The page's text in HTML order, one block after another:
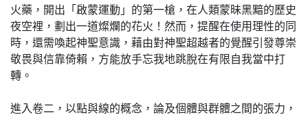
火藥，開出「啟蒙運動」的第一槍，在人類蒙昧黑黯的歷史
夜空裡，劃出一道燦爛的花火！然而，提醒在使用理性的同
時，還需喚起神聖意識，藉由對神聖超越者的覺醒引發尊崇
敬畏與信靠倚賴，方能放手忘我地跳脫在有限自我當中打
轉。
進入卷二，以點與線的概念，論及個體與群體之間的張力，